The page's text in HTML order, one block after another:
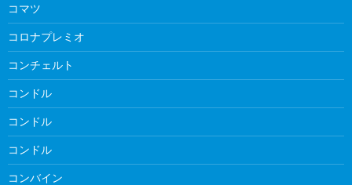
コマツ
コロナプレミオ
コンチェルト
コンドル
コンドル
コンドル
コンバイン